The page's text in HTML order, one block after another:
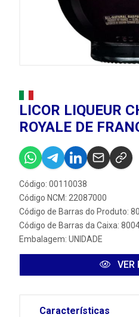
LICOR LIQUEUR
ROYALE DE
Código: 00110038
Código NCM: 22087000
Código de Barras do Produto:
Código de Barras da Caixa:
Embalagem: UNIDADE
VER
Características